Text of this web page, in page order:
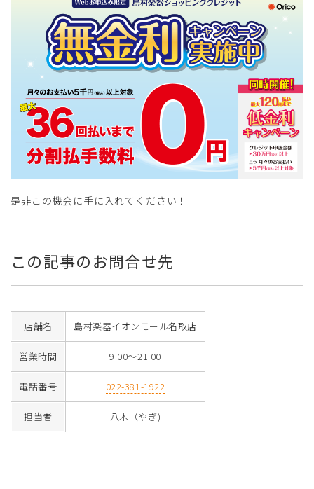
是非この機会に手に入れてください！
この記事のお問合せ先
店舗名 島村楽器イオンモール名取店
営業時間 9:00～21:00
電話番号 022-381-1922
担当者 八木（やぎ)